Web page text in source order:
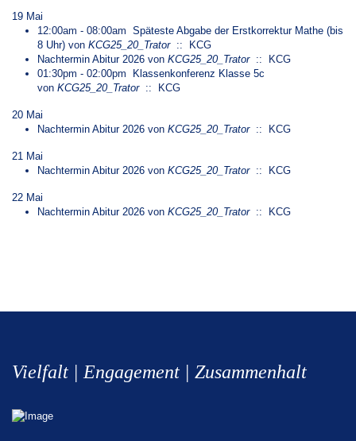
19 Mai
12:00am - 08:00am Späteste Abgabe der Erstkorrektur Mathe (bis
8 Uhr) von KCG25_20_Trator:: KCG
Nachtermin Abitur 2026 von KCG25_20_Trator:: KCG
01:30pm - 02:00pm
Klassenkonferenz Klasse 5c
von KCG25_20_Trator:: KCG
20 Mai
Nachtermin Abitur 2026 von KCG25_20_Trator:: KCG
21 Mai
Nachtermin Abitur 2026 von KCG25_20_Trator:: KCG
22 Mai
Nachtermin Abitur 2026 von KCG25_20_Trator:: KCG
Vielfalt | Engagement | Zusammenhalt